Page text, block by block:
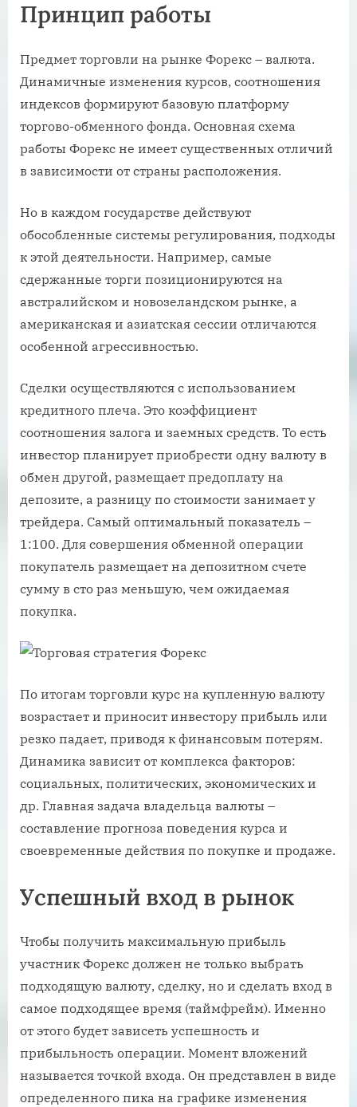
Принцип работы
Предмет торговли на рынке Форекс – валюта.
Динамичные изменения курсов, соотношения
индексов формируют базовую платформу
торгово-обменного фонда. Основная схема
работы Форекс не имеет существенных отличий
в зависимости от страны расположения.
Но в каждом государстве действуют
обособленные системы регулирования, подходы
к этой деятельности. Например, самые
сдержанные торги позиционируются на
австралийском и новозеландском рынке, а
американская и азиатская сессии отличаются
особенной агрессивностью.
Сделки осуществляются с использованием
кредитного плеча. Это коэффициент
соотношения залога и заемных средств. То есть
инвестор планирует приобрести одну валюту в
обмен другой, размещает предоплату на
депозите, а разницу по стоимости занимает у
трейдера. Самый оптимальный показатель –
1:100. Для совершения обменной операции
покупатель размещает на депозитном счете
сумму в сто раз меньшую, чем ожидаемая
покупка.
По итогам торговли курс на купленную валюту
возрастает и приносит инвестору прибыль или
резко падает, приводя к финансовым потерям.
Динамика зависит от комплекса факторов:
социальных, политических, экономических и
др. Главная задача владельца валюты –
составление прогноза поведения курса и
своевременные действия по покупке и продаже.
Успешный вход в рынок
Чтобы получить максимальную прибыль
участник Форекс должен не только выбрать
подходящую валюту, сделку, но и сделать вход в
самое подходящее время (таймфрейм). Именно
от этого будет зависеть успешность и
прибыльность операции. Момент вложений
называется точкой входа. Он представлен в виде
определенного пика на графике изменения